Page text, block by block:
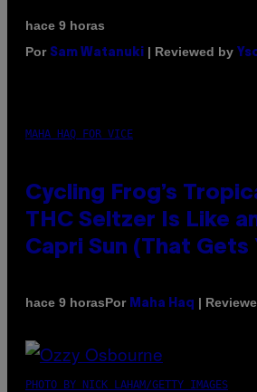
hace 9 horas
Por Sam Watanuki | Reviewed by
MAHA HAQ FOR VICE
Cycling Frog’s
THC Seltzer Is Like
Capri Sun (That Gets
hace 9 horasPor Maha Haq |
PHOTO BY NICK LAHAM/GETTY IMAGES